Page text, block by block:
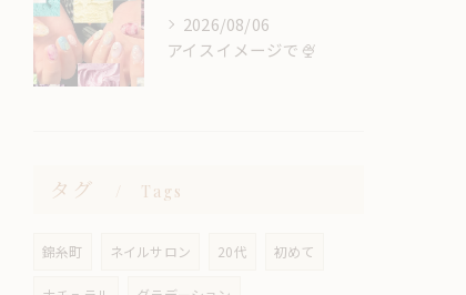
2026/08/06
アイスイメージで🍨
タグ Tags
錦糸町 ネイルサロン 20代 初めて